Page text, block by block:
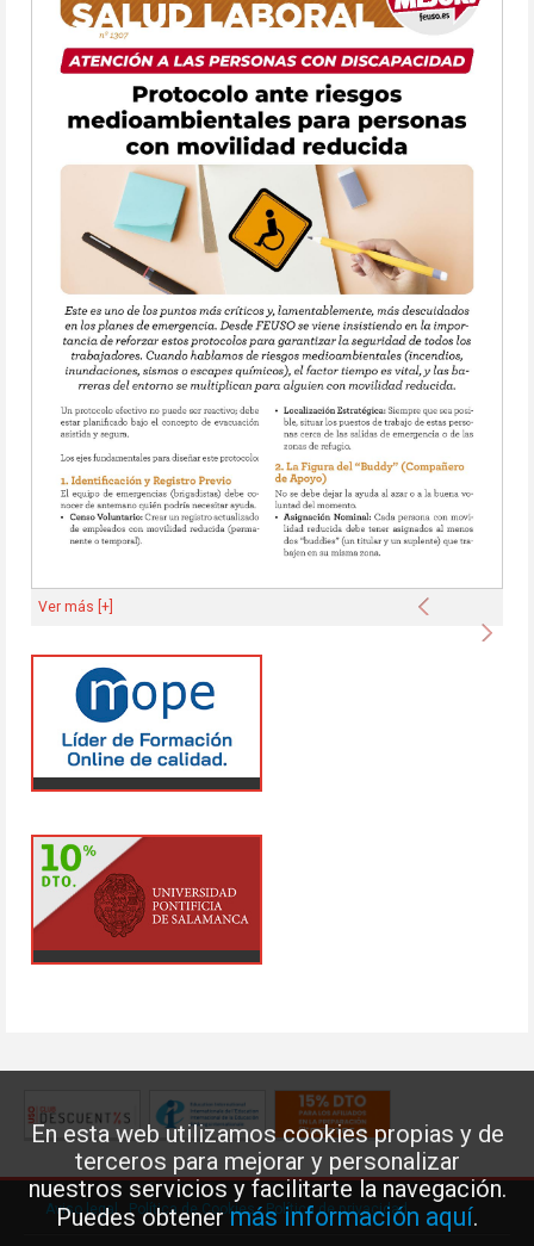
En esta web utilizamos cookies propias y de
terceros para mejorar y personalizar
nuestros servicios y facilitarte la navegación.
Puedes obtenermás información aquí.
Anterior
Ver más [+]
Aviso legal·Política de Cookies·Política de privacidad